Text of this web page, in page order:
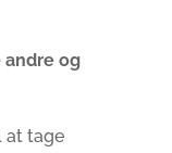
og
at tage